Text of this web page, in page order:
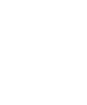
Individual
Kit